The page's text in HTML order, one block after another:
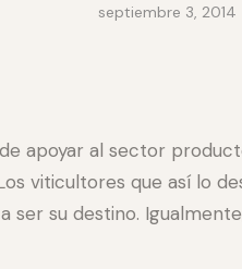
septiembre 3, 2014
de apoyar al sector
viticultores que así lo
su destino.